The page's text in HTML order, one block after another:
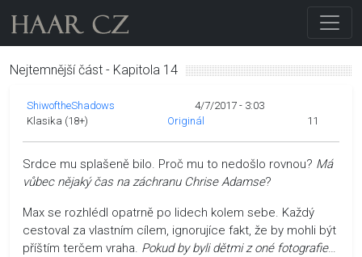
Nejtemnější část - Kapitola 14
ShiwoftheShadows
4/7/2017 - 3:03
Klasika (18+)
Originál 11
Srdce mu splašeně bilo. Proč mu to nedošlo rovnou? Má
vůbec nějaký čas na záchranu Chrise Adamse?
Max se rozhlédl opatrně po lidech kolem sebe. Každý
cestoval za vlastním cílem, ignorujíce fakt, že by mohli být
příštím terčem vraha. Pokud by byli dětmi z oné fotografie…